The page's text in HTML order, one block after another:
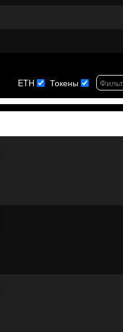
ETH Токены